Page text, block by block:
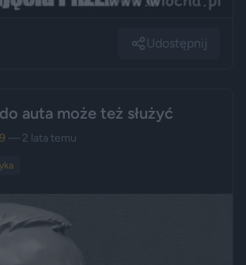
Udostępnij
auta może też służyć
— 2 lata temu